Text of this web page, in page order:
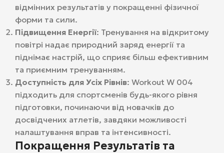
відмінних результатів у покращенні фізичної
форми та сили.
Підвищення Енергії: Тренування на відкритому
повітрі надає природний заряд енергії та
піднімає настрій, що сприяє більш ефективним
та приємним тренуванням.
Доступність для Усіх Рівнів: Workout W 004
підходить для спортсменів будь-якого рівня
підготовки, починаючи від новачків до
досвідчених атлетів, завдяки можливості
налаштування вправ та інтенсивності.
Покращення Результатів та